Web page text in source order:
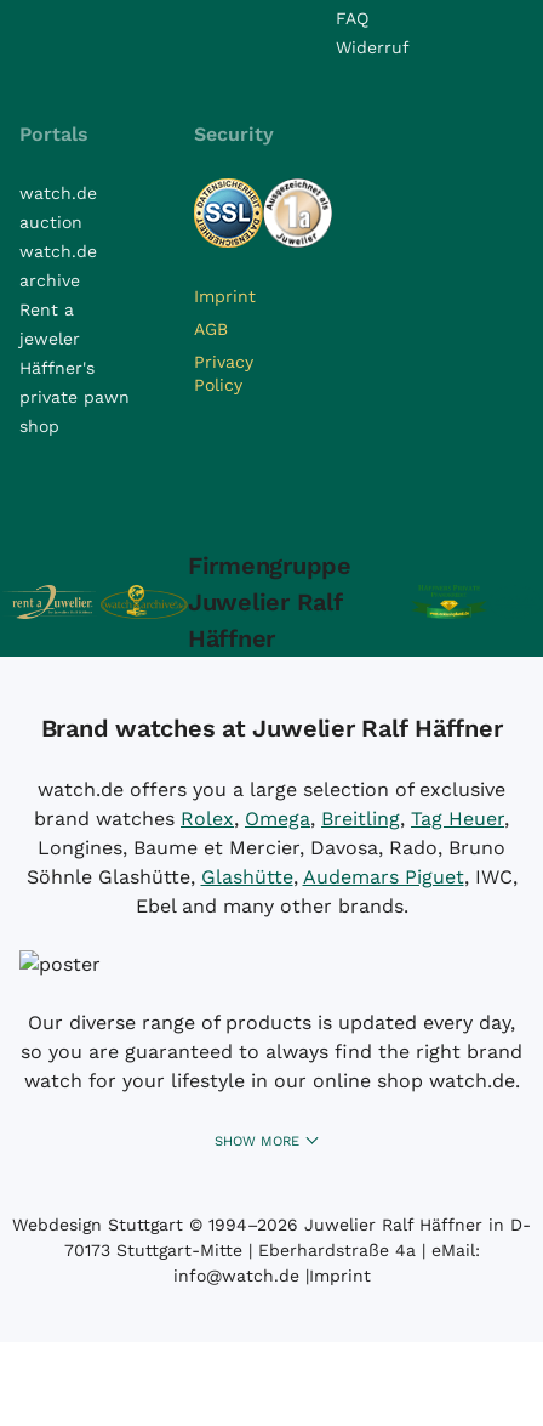
FAQ
Widerruf
Portals
watch.de
auction
watch.de
archive
Rent a
jeweler
Häffner's
private pawn
shop
Security
Imprint
AGB
Privacy
Policy
Firmengruppe
Juwelier Ralf
Häffner
Brand watches at Juwelier Ralf Häffner
watch.de offers you a large selection of exclusive
brand watches Rolex, Omega, Breitling, Tag Heuer,
Longines, Baume et Mercier, Davosa, Rado, Bruno
Söhnle Glashütte, Glashütte, Audemars Piguet, IWC,
Ebel and many other brands.
Our diverse range of products is updated every day,
so you are guaranteed to always find the right brand
watch for your lifestyle in our online shop watch.de.
SHOW MORE
Webdesign Stuttgart © 1994­–2026 Juwelier Ralf Häffner in D-
70173 Stuttgart-Mitte | Eberhardstraße 4a | eMail:
info@watch.de|Imprint